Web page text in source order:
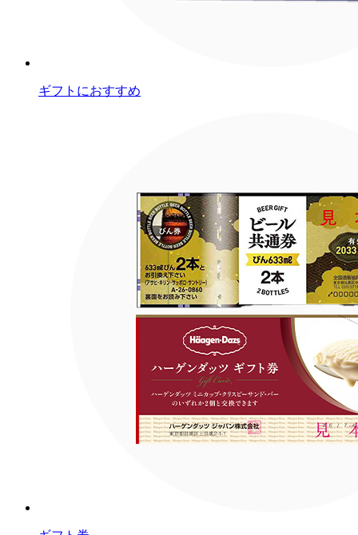
ギフトにおすすめ